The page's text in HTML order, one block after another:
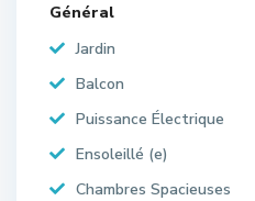
Général
Jardin
Balcon
Puissance Électrique
Ensoleillé (e)
Chambres Spacieuses